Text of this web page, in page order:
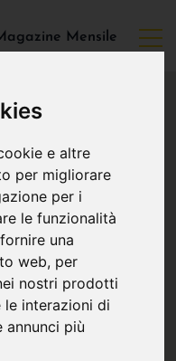
e altre
per migliorare
per i
le funzionalità
una
web, per
nostri prodotti
le interazioni di
annunci più
Mensile